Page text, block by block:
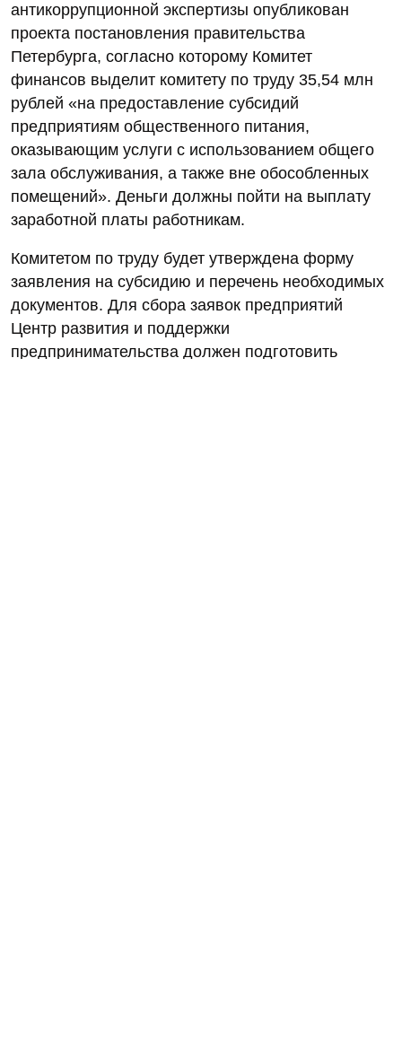
антикоррупционной экспертизы опубликован
проекта постановления правительства
Петербурга, согласно которому Комитет
финансов выделит комитету по труду 35,54 млн
рублей «на предоставление субсидий
предприятиям общественного питания,
оказывающим услуги с использованием общего
зала обслуживания, а также вне обособленных
помещений». Деньги должны пойти на выплату
заработной платы работникам.
Комитетом по труду будет утверждена форму
заявления на субсидию и перечень необходимых
документов. Для сбора заявок предприятий
Центр развития и поддержки
предпринимательства должен подготовить